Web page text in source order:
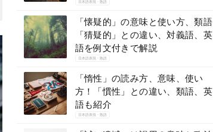
日本語表現・熟語
「懐疑的」の意味と使い方、類語
「猜疑的」との違い、対義語、英
語を例文付きで解説
日本語表現・熟語
「惰性」の読み方、意味、使い
方！「慣性」との違い、類語、英
語も紹介
日本語表現・熟語